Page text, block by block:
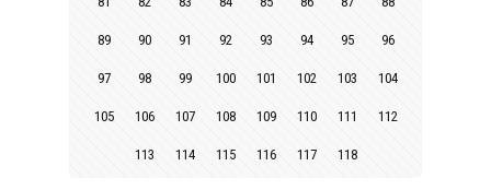
89 90 91 92 93 94 95 96
97 98 99 100 101 102 103 104
105 106 107 108 109 110 111 112
113 114 115 116 117 118